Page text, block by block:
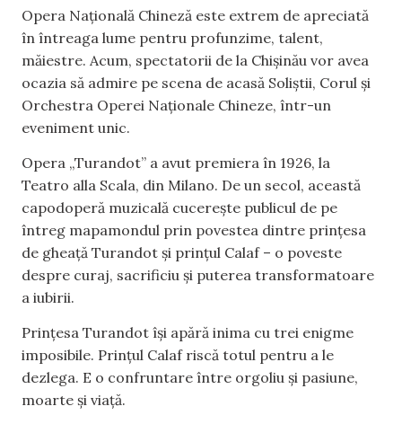
Opera Națională Chineză este extrem de apreciată
în întreaga lume pentru profunzime, talent,
măiestre. Acum, spectatorii de la Chișinău vor avea
ocazia să admire pe scena de acasă Soliștii, Corul și
Orchestra Operei Naționale Chineze, într-un
eveniment unic.
Opera „Turandot” a avut premiera în 1926, la
Teatro alla Scala, din Milano. De un secol, această
capodoperă muzicală cucerește publicul de pe
întreg mapamondul prin povestea dintre prințesa
de gheață Turandot și prințul Calaf – o poveste
despre curaj, sacrificiu și puterea transformatoare
a iubirii.
Prințesa Turandot își apără inima cu trei enigme
imposibile. Prințul Calaf riscă totul pentru a le
dezlega. E o confruntare între orgoliu și pasiune,
moarte și viață.